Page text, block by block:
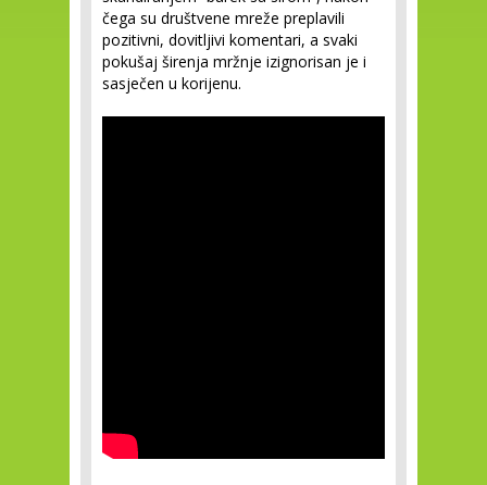
čega su društvene mreže preplavili
pozitivni, dovitljivi komentari, a svaki
pokušaj širenja mržnje izignorisan je i
sasječen u korijenu.